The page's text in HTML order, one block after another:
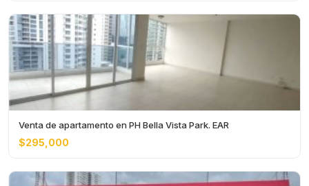
Venta de apartamento en PH Bella Vista Park. EAR
$295,000